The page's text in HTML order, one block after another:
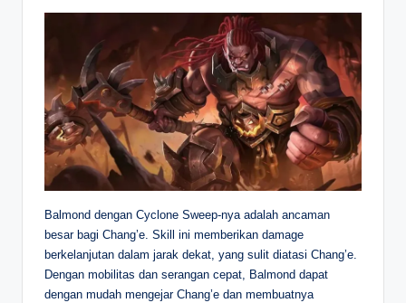
Balmond dengan Cyclone Sweep-nya adalah ancaman
besar bagi Chang’e. Skill ini memberikan damage
berkelanjutan dalam jarak dekat, yang sulit diatasi Chang’e.
Dengan mobilitas dan serangan cepat, Balmond dapat
dengan mudah mengejar Chang’e dan membuatnya